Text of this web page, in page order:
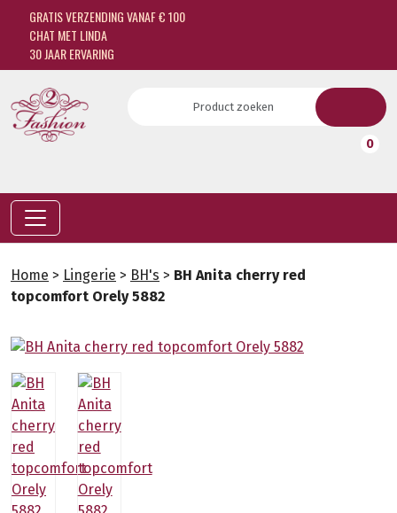
GRATIS VERZENDING VANAF € 100
CHAT MET LINDA
30 JAAR ERVARING
0
Home > Lingerie > BH's > BH Anita cherry red
topcomfort Orely 5882